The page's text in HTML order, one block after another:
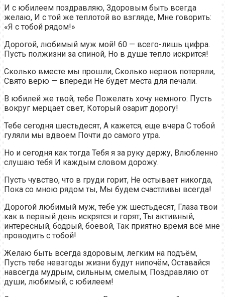
И с юбилеем поздравляю, Здоровым быть всегда
желаю, И с той же теплотой во взгляде, Мне говорить:
«Я с тобой рядом!»
Дорогой, любимый муж мой! 60 — всего-лишь цифра.
Пусть полжизни за спиной, Но в душе тепло искрится!
Сколько вместе мы прошли, Сколько нервов потеряли,
Свято верю — впереди Не будет места для печали.
В юбилей же твой, тебе Пожелать хочу немного: Пусть
вокруг мерцает свет, Который озарит дорогу!
Тебе сегодня шестьдесят, А кажется, еще вчера С тобой
гуляли мы вдвоем Почти до самого утра.
Но и сегодня как тогда Тебя я за руку держу, Влюбленно
слушаю тебя И каждым словом дорожу.
Пусть чувство, что в груди горит, Не остывает никогда,
Пока со мною рядом ты, Мы будем счастливы всегда!
Дорогой любимый муж, тебе уж шестьдесят, Глаза твои
как в первый день искрятся и горят, Ты активный,
интересный, бодрый, боевой, Так приятно время всё мне
проводить с тобой!
Желаю быть всегда здоровым, легким на подъём,
Пусть тебе невзгоды жизни будут нипочём, Оставайся
навсегда мудрым, сильным, смелым, Поздравляю от
души, любимый, с юбилеем!